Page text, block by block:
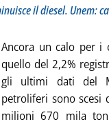
il diesel. Unem:
Ancora un calo per i
quello del 2,2%
gli ultimi dati del
petroliferi sono scesi
milioni 670 mila